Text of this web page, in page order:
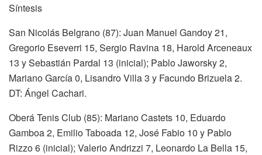
Síntesis
San Nicolás Belgrano (87): Juan Manuel Gandoy 21,
Gregorio Eseverri 15, Sergio Ravina 18, Harold Arceneaux
13 y Sebastián Pardal 13 (inicial); Pablo Jaworsky 2,
Mariano García 0, Lisandro Villa 3 y Facundo Brizuela 2.
DT: Ángel Cachari.
Oberá Tenis Club (85): Mariano Castets 10, Eduardo
Gamboa 2, Emilio Taboada 12, José Fabio 10 y Pablo
Rizzo 6 (inicial); Valerio Andrizzi 7, Leonardo La Bella 15,